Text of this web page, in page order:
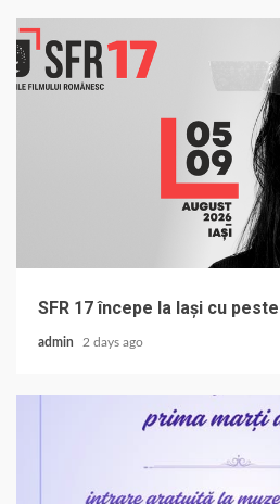
SFR 17 începe la Iași cu
admin 2 days ago